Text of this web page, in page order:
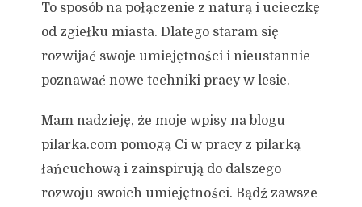
To sposób na połączenie z naturą i ucieczkę
od zgiełku miasta. Dlatego staram się
rozwijać swoje umiejętności i nieustannie
poznawać nowe techniki pracy w lesie.
Mam nadzieję, że moje wpisy na blogu
pilarka.com pomogą Ci w pracy z pilarką
łańcuchową i zainspirują do dalszego
rozwoju swoich umiejętności. Bądź zawsze